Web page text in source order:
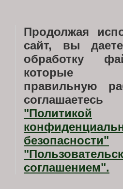
Ход строительства
Услуги
Застройщик
Документы
Новости недвижимости
Вопросы
Любая информация,
носит исключительно
каких условиях не является
Продолжая
сайт, вы
обработку
которые
правильную
"Политикой
безопасности"
"
соглашением".